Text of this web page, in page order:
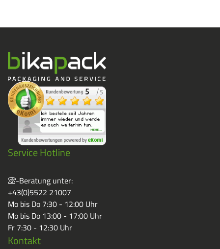
Service Hotline
-Beratung unter:
+43(0)5522 21007
Mo bis Do 7:30 - 12:00 Uhr
Mo bis Do 13:00 - 17:00 Uhr
Fr 7:30 - 12:30 Uhr
Kontakt